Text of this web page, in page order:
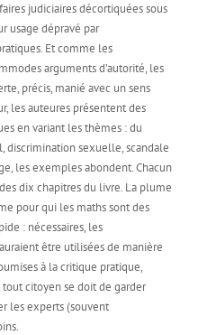
judiciaires décortiquées sous
usage dépravé par
Et comme les
arguments d’autorité, les
précis, manié avec un sens
les auteures présentent des
en variant les thèmes : du
discrimination sexuelle, scandale
les exemples abondent. Chacun
dix chapitres du livre. La plume
pour qui les maths sont des
: nécessaires, les
être utilisées de manière
à la critique pratique,
citoyen se doit de garder
les experts (souvent